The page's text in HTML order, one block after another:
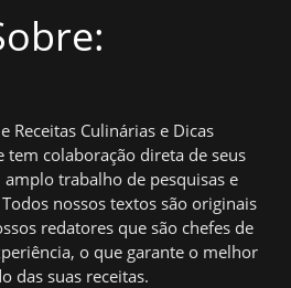
Receitas Culinárias e Dicas
tem colaboração direta de seus
trabalho de pesquisas e
nossos textos são originais
redatores que são chefes de
o que garante o melhor
das suas receitas.